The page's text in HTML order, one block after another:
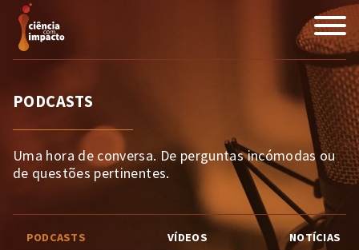
PODCASTS
Uma hora de conversa. De perguntas incómodas ou
de questões pertinentes.
PODCASTS VÍDEOS NOTÍCIAS